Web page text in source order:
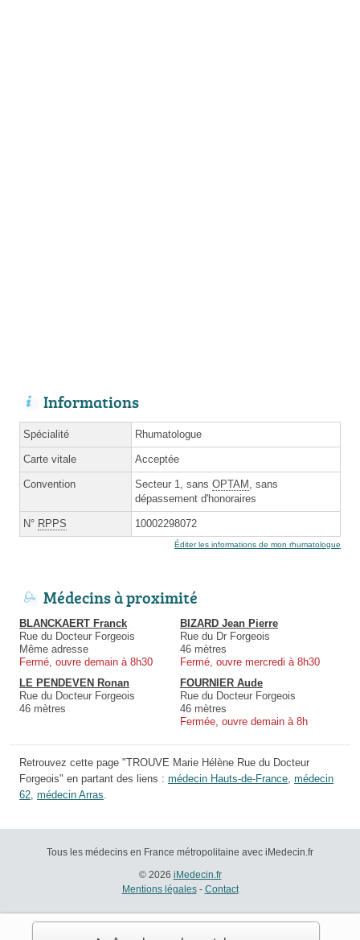
Informations
Spécialité Rhumatologue
Carte vitale Acceptée
Convention Secteur 1, sans OPTAM , sans
dépassement d'honoraires
N° RPPS 10002298072
Éditer les informations de mon rhumatologue
Médecins à proximité
BLANCKAERT Franck
Rue du Docteur Forgeois
Même adresse
Fermé, ouvre demain à 8h30
BIZARD Jean Pierre
Rue du Dr Forgeois
46 mètres
Fermé, ouvre mercredi à 8h30
LE PENDEVEN Ronan
Rue du Docteur Forgeois
46 mètres
FOURNIER Aude
Rue du Docteur Forgeois
46 mètres
Fermée, ouvre demain à 8h
Retrouvez cette page "TROUVE Marie Hélène Rue du Docteur
Forgeois" en partant des liens : médecin Hauts-de-France, médecin
62, médecin Arras.
Tous les médecins en France métropolitaine avec iMedecin.fr
© 2026 iMedecin.fr
Mentions légales- Contact